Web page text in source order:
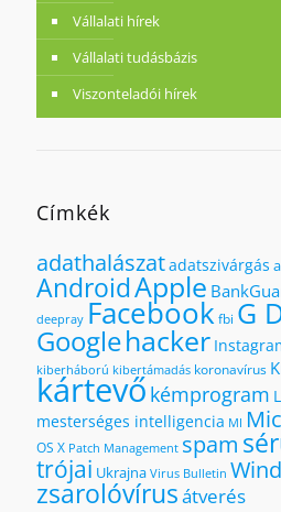
Vállalati hírek
Vállalati tudásbázis
Viszonteladói hírek
Címkék
adathalászatadatszivárgás
AndroidApple
deepray Facebookfbi G
Googlehacker
kiberháború kibertámadás koronavírus
kártevőkémprogram
mesterséges intelligencia MI
OS X Patch Management spam
trójai Ukrajna Virus Bulletin
zsarolóvírusátverés